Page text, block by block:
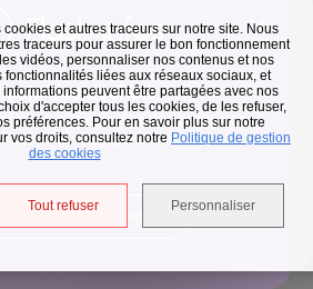
et autres traceurs sur notre site. Nous
traceurs pour assurer le bon fonctionnement
vidéos, personnaliser nos contenus et nos
liées aux réseaux sociaux, et
peuvent être partagées avec nos
d'accepter tous les cookies, de les refuser,
préférences. Pour en savoir plus sur notre
vos droits, consultez notre Politique de gestion
des cookies
Tout refuser Personnaliser
Flash infos
des déchets
le passage de nos camions
d'une heure jusqu'au 14 août.
à l'univers déchets
adaptés aux périodes de fortes